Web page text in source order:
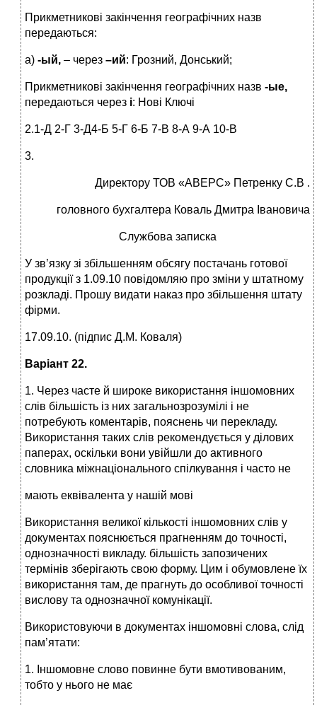
Прикметникові закінчення географічних назв
передаються:
а) -ый, – через –ий: Грозний, Донський;
Прикметникові закінчення географічних назв -ые,
передаються через і: Нові Ключі
2.1-Д 2-Г 3-Д4-Б 5-Г 6-Б 7-В 8-А 9-А 10-В
3.
Директору ТОВ «АВЕРС» Петренку С.В .
головного бухгалтера Коваль Дмитра Івановича
Службова записка
У зв’язку зі збільшенням обсягу постачань готової
продукції з 1.09.10 повідомляю про зміни у штатному
розкладі. Прошу видати наказ про збільшення штату
фірми.
17.09.10. (підпис Д.М. Коваля)
Варіант 22.
1. Через часте й широке використання іншомовних
слів більшість із них загальнозрозумілі і не
потребують коментарів, пояснень чи перекладу.
Використання таких слів рекомендується у ділових
паперах, оскільки вони увійшли до активного
словника міжнаціонального спілкування і часто не
мають еквівалента у нашій мові
Використання великої кількості іншомовних слів у
документах пояснюється прагненням до точності,
однозначності викладу. більшість запозичених
термінів зберігають свою форму. Цим і обумовлене їх
використання там, де прагнуть до особливої точності
вислову та однозначної комунікації.
Використовуючи в документах іншомовні слова, слід
пам’ятати:
1. Іншомовне слово повинне бути вмотивованим,
тобто у нього не має